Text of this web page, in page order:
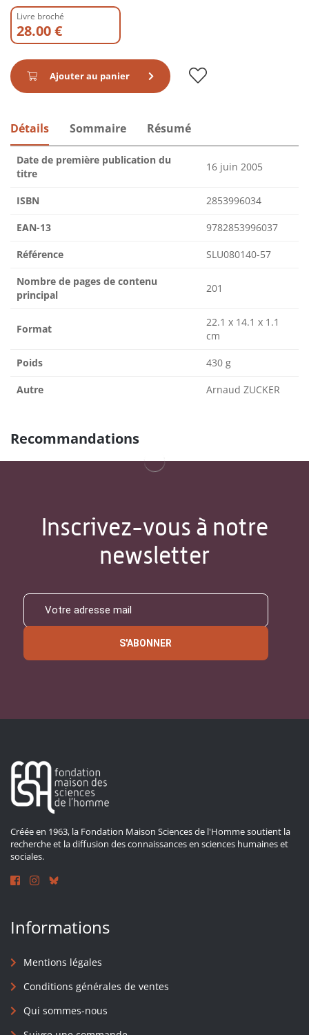
Livre broché
28.00 €
Ajouter au panier
Détails Sommaire Résumé
Date de première publication du
titre
16 juin 2005
ISBN 2853996034
EAN-13 9782853996037
Référence SLU080140-57
Nombre de pages de contenu
principal
201
Format
22.1 x 14.1 x 1.1
cm
Poids 430 g
Autre Arnaud ZUCKER
Recommandations
Inscrivez-vous à notre
newsletter
S'ABONNER
Créée en 1963, la Fondation Maison Sciences de l'Homme soutient la
recherche et la diffusion des connaissances en sciences humaines et
sociales.
Informations
Mentions légales
Conditions générales de ventes
Qui sommes-nous